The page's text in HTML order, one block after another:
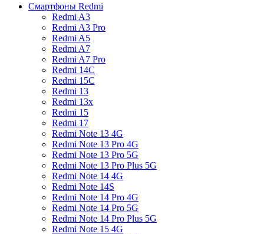
Смартфоны Redmi
Redmi A3
Redmi A3 Pro
Redmi A5
Redmi A7
Redmi A7 Pro
Redmi 14C
Redmi 15C
Redmi 13
Redmi 13x
Redmi 15
Redmi 17
Redmi Note 13 4G
Redmi Note 13 Pro 4G
Redmi Note 13 Pro 5G
Redmi Note 13 Pro Plus 5G
Redmi Note 14 4G
Redmi Note 14S
Redmi Note 14 Pro 4G
Redmi Note 14 Pro 5G
Redmi Note 14 Pro Plus 5G
Redmi Note 15 4G